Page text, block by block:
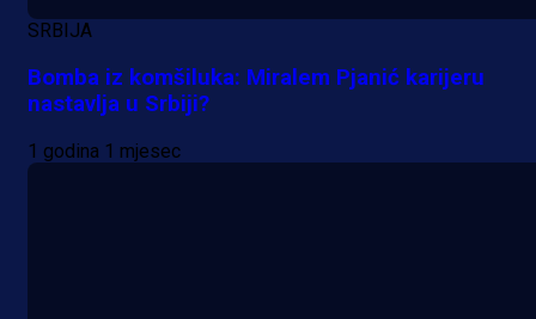
SRBIJA
Bomba iz komšiluka: Miralem Pjanić karijeru
nastavlja u Srbiji?
1 godina 1 mjesec